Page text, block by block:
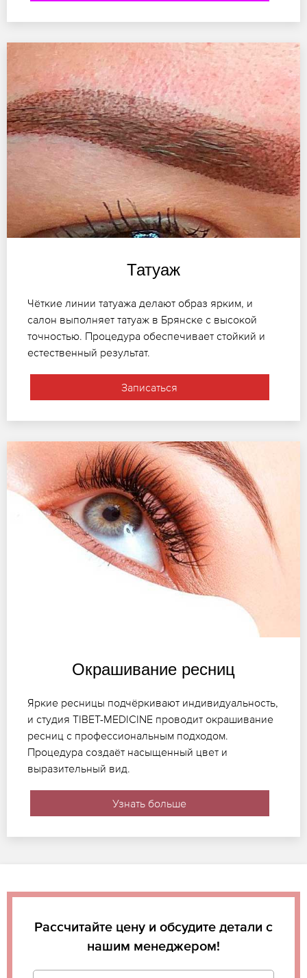
Татуаж
Чёткие линии татуажа делают образ ярким, и
салон выполняет татуаж в Брянске с высокой
точностью. Процедура обеспечивает стойкий и
естественный результат.
Записаться
Окрашивание ресниц
Яркие ресницы подчёркивают индивидуальность,
и студия TIBET-MEDICINE проводит окрашивание
ресниц с профессиональным подходом.
Процедура создаёт насыщенный цвет и
выразительный вид.
Узнать больше
Рассчитайте цену и обсудите детали с
нашим менеджером!